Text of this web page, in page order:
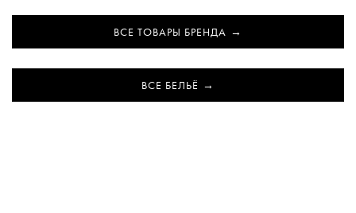
ВСЕ ТОВАРЫ БРЕНДА
ВСЕ БЕЛЬЁ